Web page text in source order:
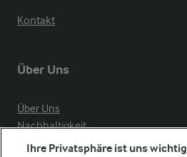
Kontakt
Über Uns
Über Uns
Nachhaltigkeit
Compliance
Ihre Privatsphäre ist uns wichtig